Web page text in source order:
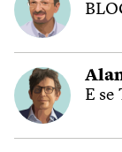
E se